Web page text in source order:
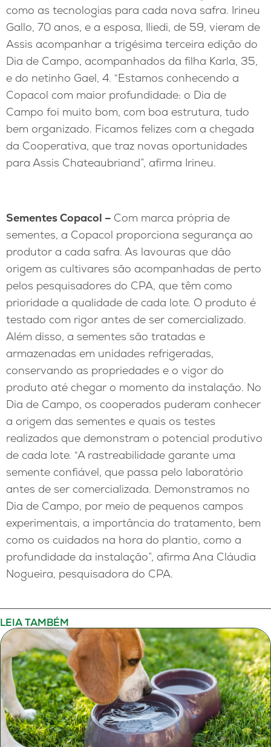
como as tecnologias para cada nova safra. Irineu
Gallo, 70 anos, e a esposa, Iliedi, de 59, vieram de
Assis acompanhar a trigésima terceira edição do
Dia de Campo, acompanhados da filha Karla, 35,
e do netinho Gael, 4. “Estamos conhecendo a
Copacol com maior profundidade: o Dia de
Campo foi muito bom, com boa estrutura, tudo
bem organizado. Ficamos felizes com a chegada
da Cooperativa, que traz novas oportunidades
para Assis Chateaubriand”, afirma Irineu.
Sementes Copacol – Com marca própria de
sementes, a Copacol proporciona segurança ao
produtor a cada safra. As lavouras que dão
origem as cultivares são acompanhadas de perto
pelos pesquisadores do CPA, que têm como
prioridade a qualidade de cada lote. O produto é
testado com rigor antes de ser comercializado.
Além disso, a sementes são tratadas e
armazenadas em unidades refrigeradas,
conservando as propriedades e o vigor do
produto até chegar o momento da instalação. No
Dia de Campo, os cooperados puderam conhecer
a origem das sementes e quais os testes
realizados que demonstram o potencial produtivo
de cada lote. “A rastreabilidade garante uma
semente confiável, que passa pelo laboratório
antes de ser comercializada. Demonstramos no
Dia de Campo, por meio de pequenos campos
experimentais, a importância do tratamento, bem
como os cuidados na hora do plantio, como a
profundidade da instalação”, afirma Ana Cláudia
Nogueira, pesquisadora do CPA.
LEIA TAMBÉM